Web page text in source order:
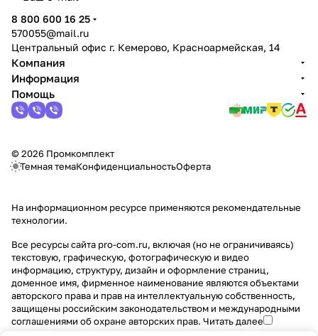
8 800 600 16 25
570055@mail.ru
Центральный офис г. Кемерово, Красноармейская, 14
Компания
Информация
Помощь
© 2026 Промкомплект
Темная темаКонфиденциальностьОферта
На информационном ресурсе применяются рекомендательные
технологии.
Все ресурсы сайта pro-com.ru, включая (но не ограничиваясь)
текстовую, графическую, фотографическую и видео
информацию, структуру, дизайн и оформление страниц,
доменное имя, фирменное наименование являются объектами
авторского права и прав на интеллектуальную собственность,
защищены российским законодательством и международными
соглашениями об охране авторских прав. Читать далее